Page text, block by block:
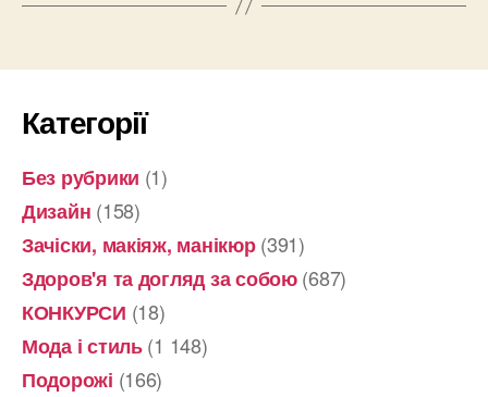
Категорії
Без рубрики (1)
Дизайн (158)
Зачіски, макіяж, манікюр(391)
Здоров'я та догляд за собою(687)
КОНКУРСИ (18)
Мода і стиль(1 148)
Подорожі (166)